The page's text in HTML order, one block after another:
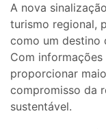
A nova
turismo regional,
como um destino
Com
proporcionar
compromisso da
sustentável.